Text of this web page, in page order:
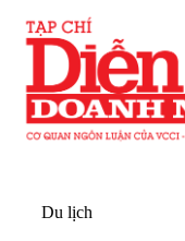
Du lịch